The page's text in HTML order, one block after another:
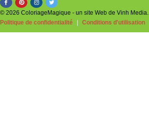
© 2026 ColoriageMagique - un site Web de Vinh Media.
Politique de confidentialité
Conditions d'utilisation